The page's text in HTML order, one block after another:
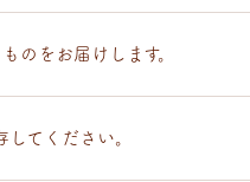
のをお届けします。
てください。